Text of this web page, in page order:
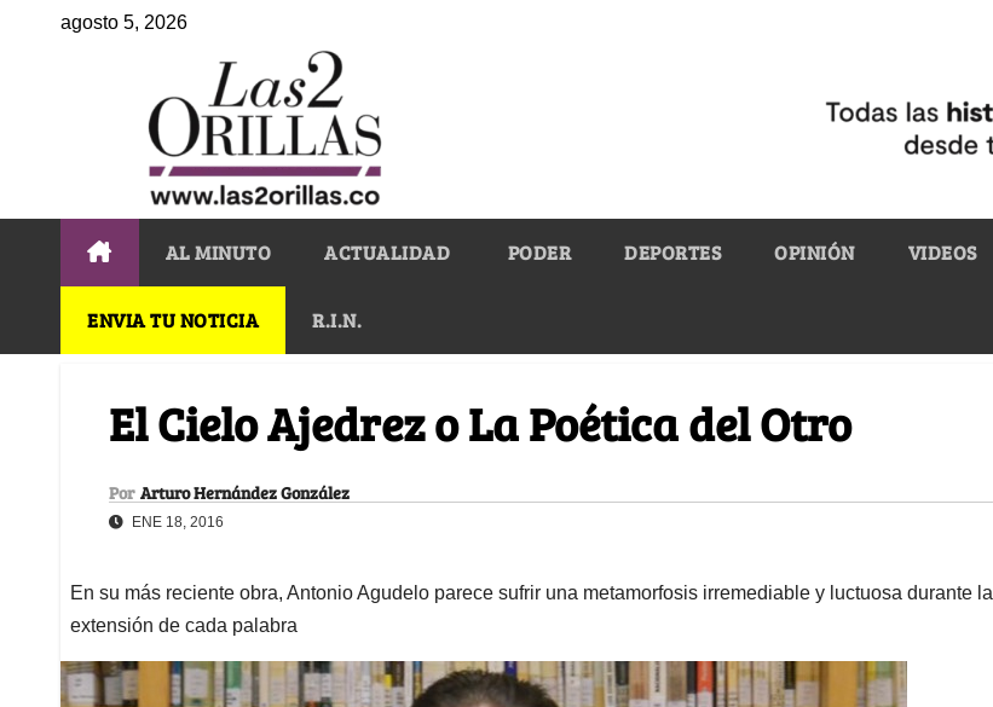
agosto 5, 2026
AL MINUTO ACTUALIDAD PODER DEPORTES OPINIÓN VIDEOS
ENVIA TU NOTICIA R.I.N.
El Cielo Ajedrez o La Poética del Otro
Por Arturo Hernández González
ENE 18, 2016
En su más reciente obra, Antonio Agudelo parece sufrir una metamorfosis irremediable y luctuosa durante la
extensión de cada palabra